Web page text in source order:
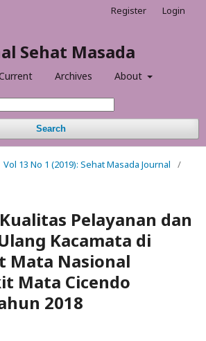
Sehat Masada
Archives About
Search
Register Login
Vol 13 No 1 (2019): Sehat Masada Journal
/
Pelayanan dan
Kacamata di
Mata Nasional
Mata Cicendo
2018